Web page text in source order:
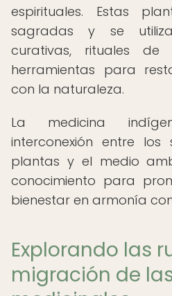
espirituales. Estas
sagradas y se
curativas, rituales
herramientas para
con la naturaleza.
La medicina
interconexión entre los
plantas y el medio
conocimiento para
bienestar en armonía
Explorando las
migración de